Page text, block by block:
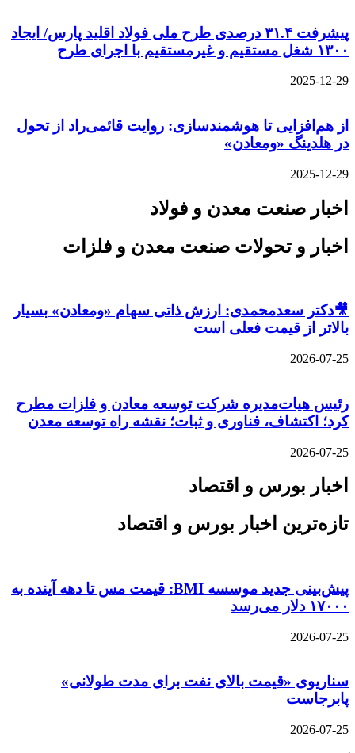
پیشرفت ۳۱.۴ درصدی طرح ملی فولاد اقلید پارس/ ایجاد
۱۳۰۰ شغل مستقیم و غیرمستقیم با اجرای طرح
2025-12-29
از هم‌افزایی تا هوشمندسازی: روایت قائمی‌راد از تحول
در هلدینگ «ومعادن»
2025-12-29
اخبار صنعت معدن و فولاد
اخبار و تحولات صنعت معدن و فلزات
🎥دکتر سعدمحمدی: ارزش ذاتی سهام «ومعادن» بسیار
بالاتر از قیمت فعلی است
2026-07-25
رئیس هیات‌مدیره شرکت توسعه معادن و فلزات مطرح
کرد؛ اکتشاف، فناوری و ثبات؛ نقشه راه توسعه معدن
2026-07-25
اخبار بورس و اقتصاد
تازه‌ترین اخبار بورس و اقتصاد
پیش‌بینی جدید موسسه BMI: قیمت مس تا دهه آینده به
۱۷۰۰۰ دلار می‌رسد
2026-07-25
سناریوی «قیمت بالای نفت برای مدت طولانی»
پابرجاست
2026-07-25